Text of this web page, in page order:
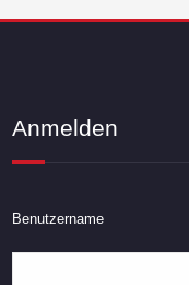
Anmelden
Benutzername